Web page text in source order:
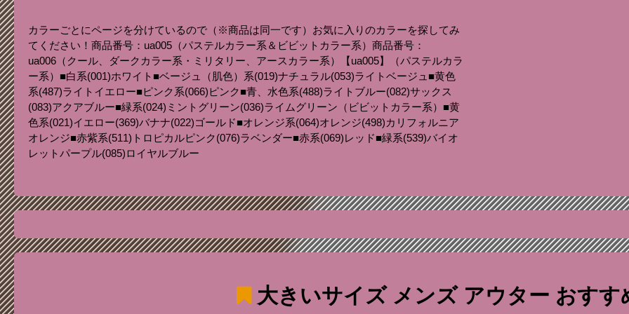
カラーごとにページを分けているので（※商品は同一です）お気に入りのカラーを探してみ
てください！商品番号：ua005（パステルカラー系＆ビビットカラー系）商品番号：
ua006（クール、ダークカラー系・ミリタリー、アースカラー系）【ua005】（パステルカラ
ー系）■白系(001)ホワイト■ベージュ（肌色）系(019)ナチュラル(053)ライトベージュ■黄色
系(487)ライトイエロー■ピンク系(066)ピンク■青、水色系(488)ライトブルー(082)サックス
(083)アクアブルー■緑系(024)ミントグリーン(036)ライムグリーン（ビビットカラー系）■黄
色系(021)イエロー(369)バナナ(022)ゴールド■オレンジ系(064)オレンジ(498)カリフォルニア
オレンジ■赤紫系(511)トロピカルピンク(076)ラベンダー■赤系(069)レッド■緑系(539)バイオ
レットパープル(085)ロイヤルブルー
大きいサイズ メンズ アウター おすす